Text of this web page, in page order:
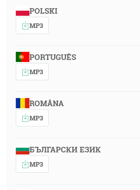
POLSKI
MP3
PORTUGUÊS
MP3
ROMÂNA
MP3
БЪЛГАРСКИ ЕЗИК
MP3